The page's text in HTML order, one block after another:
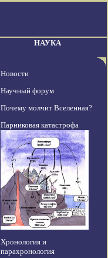
НАУКА
Новости
Научный форум
Почему молчит Вселенная?
Парниковая катастрофа
Хронология и
парахронология